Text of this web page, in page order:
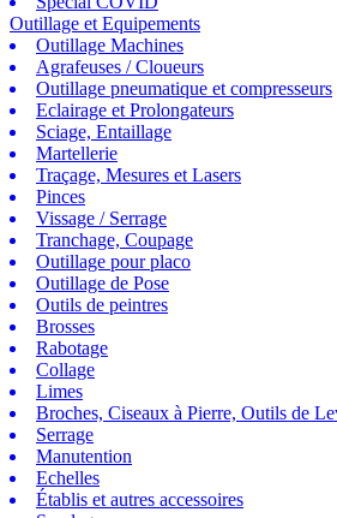
Outillage et Equipements
Outillage Machines
Agrafeuses / Cloueurs
Outillage pneumatique et compresseurs
Eclairage et Prolongateurs
Sciage, Entaillage
Martellerie
Traçage, Mesures et Lasers
Pinces
Vissage / Serrage
Tranchage, Coupage
Outillage pour placo
Outillage de Pose
Outils de peintres
Brosses
Rabotage
Collage
Limes
Broches, Ciseaux à Pierre, Outils de
Serrage
Manutention
Echelles
Établis et autres accessoires